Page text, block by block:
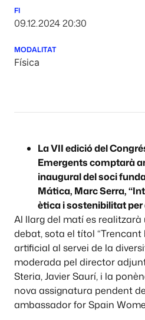
FI
09.12.2024 20:30
MODALITAT
Física
La VII edició del
Emergents comptarà
inaugural del soci
Mática, Marc Serra,
ètica i sostenibilitat per
Al llarg del matí es
debat, sota el títol “Trencant
artificial al servei de la
moderada pel director
Steria, Javier Saurí, i la
nova assignatura pendent
ambassador for Spain